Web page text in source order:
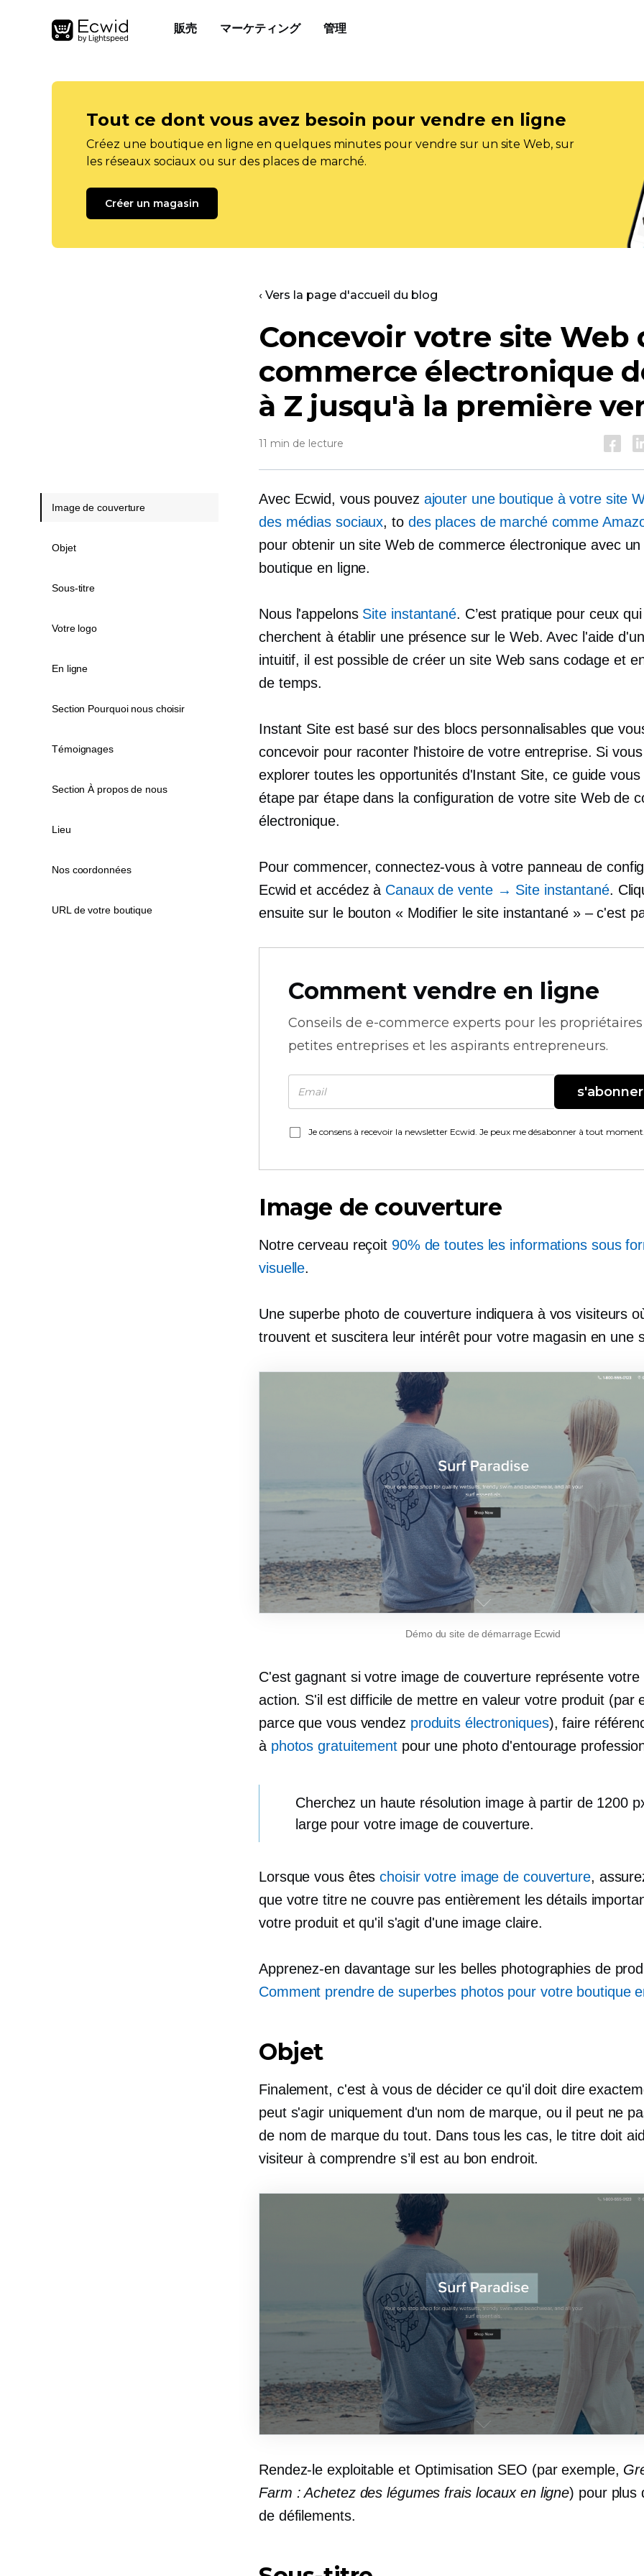
販売 マーケティング 管理
Tout ce dont vous avez besoin pour vendre en ligne
Créez une boutique en ligne en quelques minutes pour vendre sur un site Web, sur
les réseaux sociaux ou sur des places de marché.
Créer un magasin
‹ Vers la page d'accueil du blog
Concevoir votre site Web
commerce électronique
à Z jusqu'à la première
11 min de lecture
Avec Ecwid, vous pouvez ajouter une boutique à votre site
des médias sociaux, to des places de marché comme
pour obtenir un site Web de commerce électronique avec
boutique en ligne.
Nous l'appelons Site instantané. C’est pratique pour ceux qui
cherchent à établir une présence sur le Web. Avec l'aide
intuitif, il est possible de créer un site Web sans codage et
de temps.
Instant Site est basé sur des blocs personnalisables que
concevoir pour raconter l'histoire de votre entreprise. Si
explorer toutes les opportunités d'Instant Site, ce guide vous
étape par étape dans la configuration de votre site Web de
électronique.
Pour commencer, connectez-vous à votre panneau de
Ecwid et accédez à Canaux de vente → Site instantané.
ensuite sur le bouton « Modifier le site instantané » – c'est
Comment vendre en ligne
Conseils de e-commerce experts pour les
petites entreprises et les aspirants entrepreneurs.
s'abonner
Je consens à recevoir la newsletter Ecwid. Je peux me désabonner à tout moment.
Image de couverture
Notre cerveau reçoit 90% de toutes les informations sous
visuelle.
Une superbe photo de couverture indiquera à vos visiteurs
trouvent et suscitera leur intérêt pour votre magasin en une
Démo du site de démarrage Ecwid
C'est gagnant si votre image de couverture représente votre
action. S'il est difficile de mettre en valeur votre produit (par
parce que vous vendez produits électroniques), faire
à photos gratuitementpour une photo d'entourage
Cherchez un haute résolution image à partir de 1200
large pour votre image de couverture.
Lorsque vous êteschoisir votre image de couverture,
que votre titre ne couvre pas entièrement les détails
votre produit et qu'il s'agit d'une image claire.
Apprenez-en davantage sur les belles photographies de
Comment prendre de superbes photos pour votre boutique
Objet
Finalement, c'est à vous de décider ce qu'il doit dire
peut s'agir uniquement d'un nom de marque, ou il peut ne
de nom de marque du tout. Dans tous les cas, le titre doit
visiteur à comprendre s’il est au bon endroit.
Rendez-le exploitable et Optimisation SEO (par exemple,
Farm : Achetez des légumes frais locaux en ligne) pour plus
de défilements.
Image de couverture
Objet
Sous-titre
Votre logo
En ligne
Section Pourquoi nous choisir
Témoignages
Section À propos de nous
Lieu
Nos coordonnées
URL de votre boutique